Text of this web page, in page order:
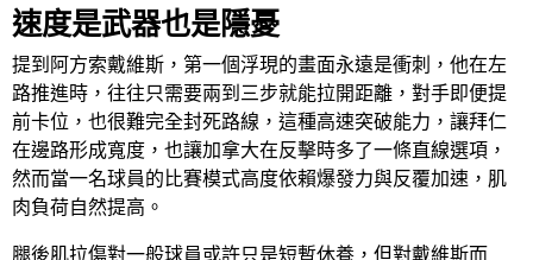
速度是武器也是隱憂
提到阿方索戴維斯，第一個浮現的畫面永遠是衝刺，他在左
路推進時，往往只需要兩到三步就能拉開距離，對手即便提
前卡位，也很難完全封死路線，這種高速突破能力，讓拜仁
在邊路形成寬度，也讓加拿大在反擊時多了一條直線選項，
然而當一名球員的比賽模式高度依賴爆發力與反覆加速，肌
肉負荷自然提高。
腿後肌拉傷對一般球員或許只是短暫休養，但對戴維斯而